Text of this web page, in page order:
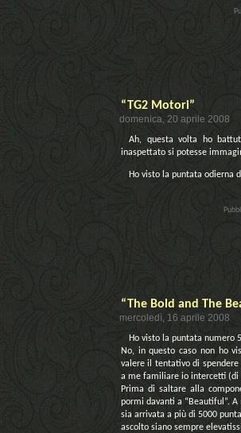
“TG2 Motori”
domenica, 20 aprile 2008
Ah, questa volta ho
inaspettato si potesse
Ho visto la puntata odierna
“The Bold and The
mercoledì, 16 aprile 2008
Ho visto la puntata numero
No, in questo caso non ho
valere il tentativo di spendere
a me familiare io intercetti (di
Prima di saltare alla
pormi davanti a “Beautiful”.
sia arrivata a più di 5000
ascolto siano sempre